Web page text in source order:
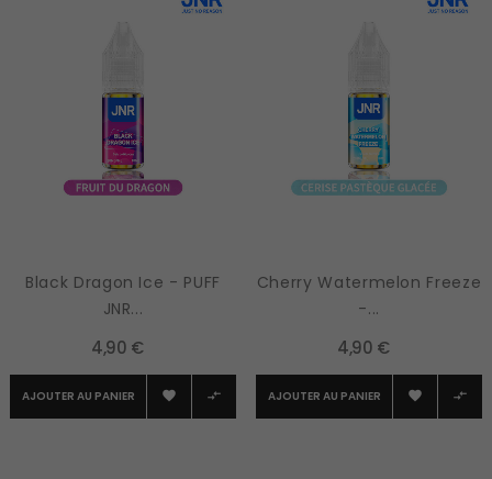
Black Dragon Ice - PUFF
JNR...
4,90 €
AJOUTER AU PANIER  
Cherry Watermelon Freeze
-...
4,90 €
AJOUTER AU PANIER  